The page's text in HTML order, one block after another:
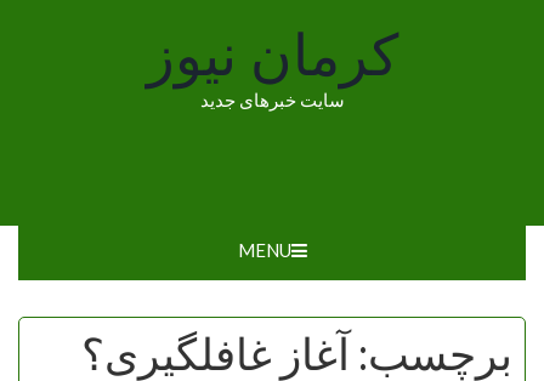
کرمان نیوز
سایت خبرهای جدید
MENU
برچسب: آغاز غافلگیری؟